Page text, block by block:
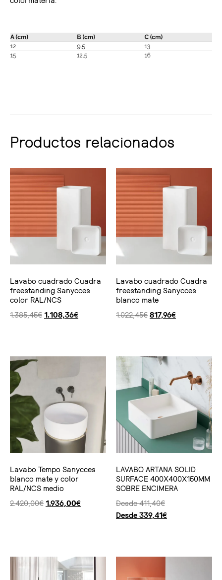
Productos relacionados
Lavabo cuadrado Cuadra
freestanding Sanycces
color RAL/NCS
1.385,45€ 1.108,36€
Lavabo cuadrado Cuadra
freestanding Sanycces
blanco mate
1.022,45€ 817,96€
Lavabo Tempo Sanycces
blanco mate y color
RAL/NCS medio
2.420,00€ 1.936,00€
LAVABO ARTANA SOLID
SURFACE 400X400X150MM
SOBRE ENCIMERA
Desde411,40€
Desde 339,41€